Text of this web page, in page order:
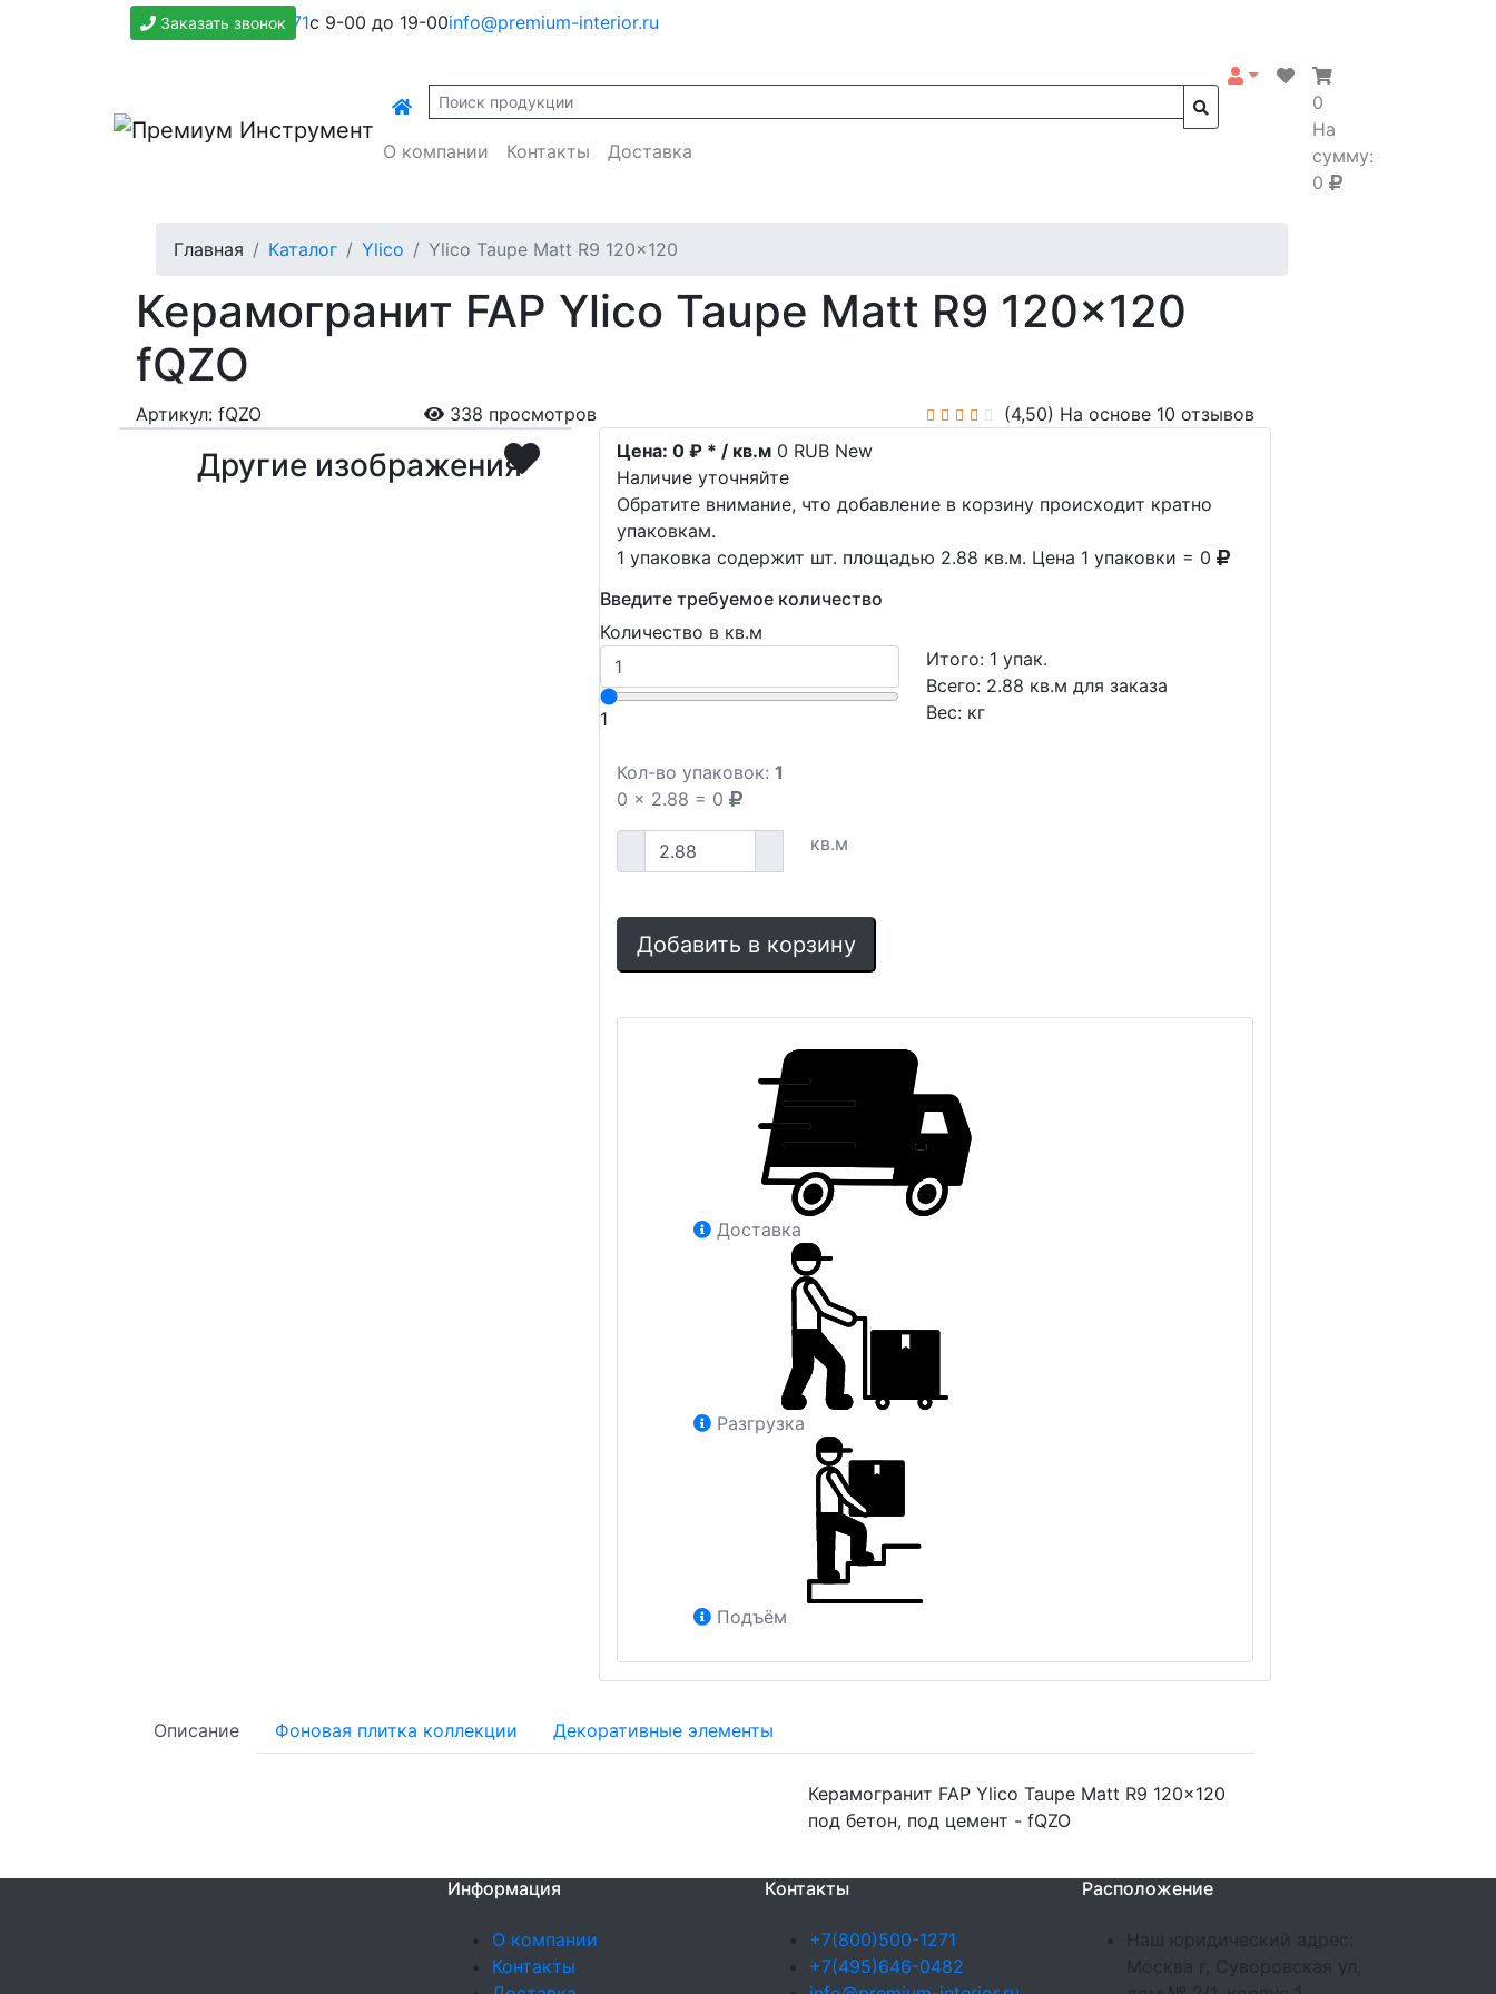
+7(800)500-1271с 9-00 до 19-00info@premium-interior.ru
Заказать звонок
О компании Контакты Доставка
0
На
сумму:
0
Главная Каталог Ylico Ylico Taupe Matt R9 120x120
Керамогранит FAP Ylico Taupe Matt R9 120x120
fQZO
Артикул: fQZO 338 просмотров (4,50) На основе 10 отзывов
Другие изображения Цена: 0 ₽ * / кв.м 0 RUB New
Наличие уточняйте
Обратите внимание, что добавление в корзину происходит кратно
упаковкам.
1 упаковка содержит шт. площадью 2.88 кв.м. Цена 1 упаковки = 0
Введите требуемое количество
Количество в кв.м
1
Итого: 1 упак.
Всего: 2.88 кв.м для заказа
Вес: кг
Кол-во упаковок: 1
0 x 2.88 = 0
кв.м
Добавить в корзину
Доставка
Разгрузка
Подъём
Описание Фоновая плитка коллекции Декоративные элементы
Керамогранит FAP Ylico Taupe Matt R9 120x120
под бетон, под цемент - fQZO
Информация
О компании
Контакты
Контакты
+7(800)500-1271
+7(495)646-0482
Расположение
Наш юридический адрес:
Москва г, Суворовская ул,